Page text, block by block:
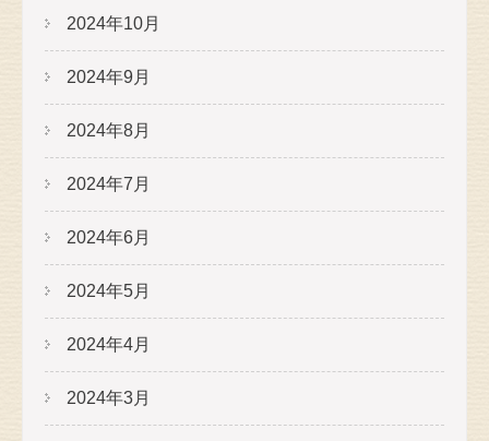
2024年10月
2024年9月
2024年8月
2024年7月
2024年6月
2024年5月
2024年4月
2024年3月